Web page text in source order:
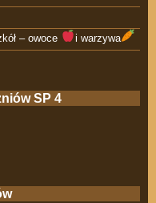
– owoce
i warzywa
SP 4